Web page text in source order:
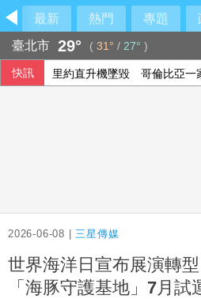
最新 熱門 專題
臺北市 29° ( 31° / 27° )
快訊 里約直升機墜毀 哥倫比亞一
2026-06-08 |三星傳媒
世界海洋日宣布展演轉
「海豚守護基地」7月試